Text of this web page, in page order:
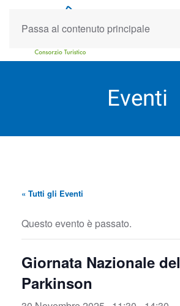
Passa al contenuto principale
Eventi
« Tutti gli Eventi
Questo evento è passato.
Giornata Nazionale del
Parkinson